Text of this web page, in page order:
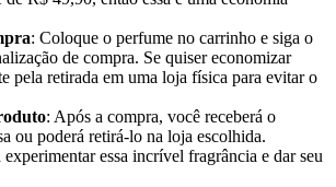
: Coloque o perfume no carrinho e siga o
de compra. Se quiser economizar
pela retirada em uma loja física para evitar o
: Após a compra, você receberá o
ou poderá retirá-lo na loja escolhida.
essa incrível fragrância e dar seu